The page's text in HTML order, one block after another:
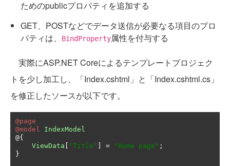
ためのpublicプロパティを追加する
GET、POSTなどでデータ送信が必要なる項目のプロ
パティは、
BindProperty属性を付与する
実際にASP.NET Coreによるテンプレートプロジェク
トを少し加工し、「Index.cshtml」と「Index.cshtml.cs」
を修正したソースが以下です。
@page
@model
IndexModel
@{
ViewData
"Title" = "Home page" ;
}